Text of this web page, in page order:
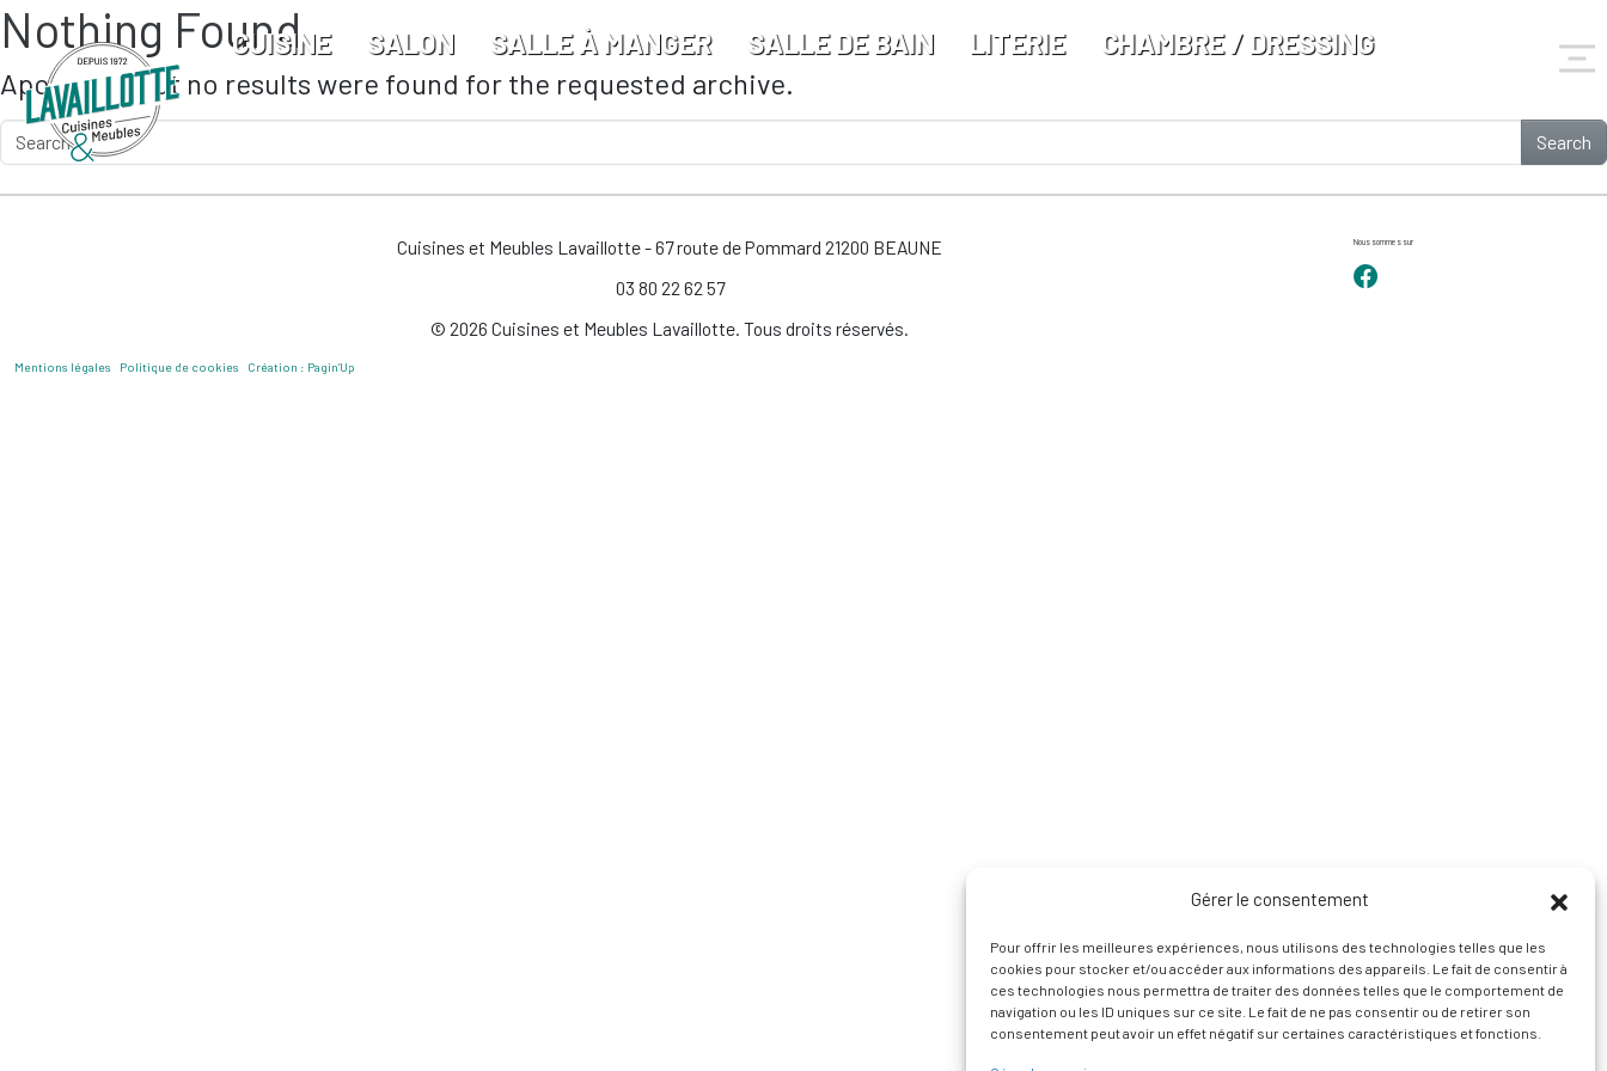
Gérer le consentement
Pour offrir les meilleures expériences, nous utilisons des technologies telles que les
cookies pour stocker et/ou accéder aux informations des appareils. Le fait de consentir à
ces technologies nous permettra de traiter des données telles que le comportement de
navigation ou les ID uniques sur ce site. Le fait de ne pas consentir ou de retirer son
consentement peut avoir un effet négatif sur certaines caractéristiques et fonctions.
Skip to main content
CUISINE SALON SALLE À MANGER SALLE DE BAIN LITERIE CHAMBRE / DRESSING
Nothing Found
Apologies, but no results were found for the requested archive.
Search
Cuisines et Meubles Lavaillotte - 67 route de Pommard 21200 BEAUNE
03 80 22 62 57
© 2026 Cuisines et Meubles Lavaillotte. Tous droits réservés.
Mentions légales Politique de cookies Création : Pagin’Up
Nous sommes sur